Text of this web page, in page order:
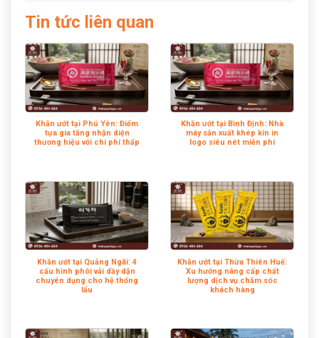
Tin tức liên quan
Khăn ướt tại Phú Yên: Điểm
tựa gia tăng nhận diện
thương hiệu với chi phí thấp
Khăn ướt tại Bình Định: Nhà
máy sản xuất khép kín in
logo siêu nét miễn phí
Khăn ướt tại Quảng Ngãi: 4
cấu hình phôi vải dầy dặn
chuyên dụng cho hệ thống
lẩu
Khăn ướt tại Thừa Thiên Huế:
Xu hướng nâng cấp chất
lượng dịch vụ chăm sóc
khách hàng